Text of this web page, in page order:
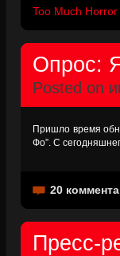
Too Much
Опрос:
Posted on
Пришло время
Фо”. С
20
Пресс-